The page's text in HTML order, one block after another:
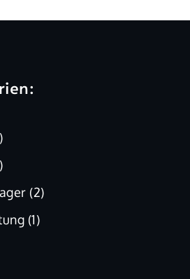
(2)
(1)